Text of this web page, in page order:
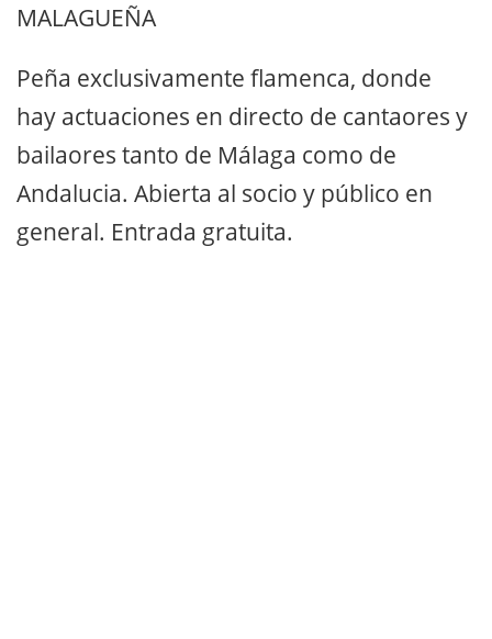
MALAGUEÑA
Peña exclusivamente flamenca, donde
hay actuaciones en directo de cantaores y
bailaores tanto de Málaga como de
Andalucia. Abierta al socio y público en
general. Entrada gratuita.